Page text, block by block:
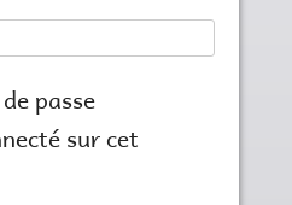
passe
sur cet